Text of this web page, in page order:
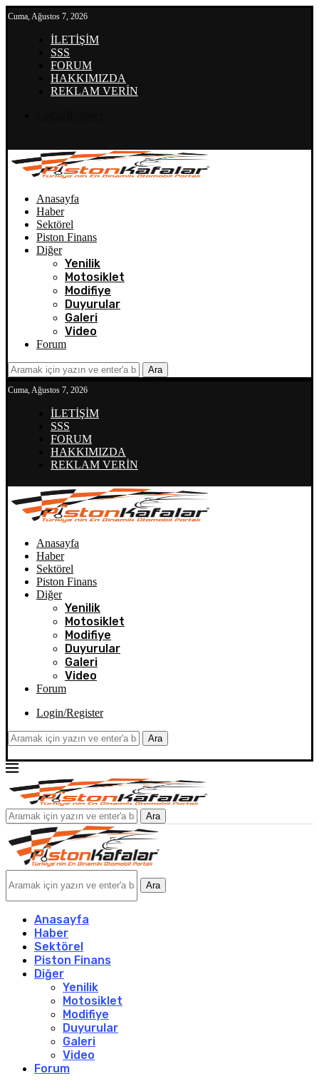
Cuma, Ağustos 7, 2026
İLETİŞİM
SSS
FORUM
HAKKIMIZDA
REKLAM VERİN
Anasayfa
Haber
Sektörel
Piston Finans
Diğer
Yenilik
Motosiklet
Modifiye
Duyurular
Galeri
Video
Forum
Ara
Cuma, Ağustos 7, 2026
İLETİŞİM
SSS
FORUM
HAKKIMIZDA
REKLAM VERİN
Anasayfa
Haber
Sektörel
Piston Finans
Diğer
Yenilik
Motosiklet
Modifiye
Duyurular
Galeri
Video
Forum
Login/Register
Ara
Ara
Ara
Anasayfa
Haber
Sektörel
Piston Finans
Diğer
Yenilik
Motosiklet
Modifiye
Duyurular
Galeri
Video
Forum